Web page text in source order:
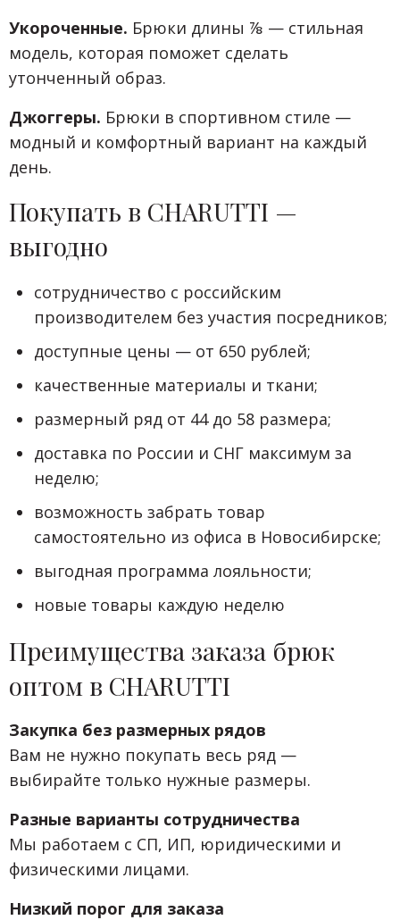
Укороченные. Брюки длины ⅞ — стильная
модель, которая поможет сделать
утонченный образ.
Джоггеры. Брюки в спортивном стиле —
модный и комфортный вариант на каждый
день.
Покупать в CHARUTTI —
выгодно
сотрудничество с российским
производителем без участия посредников;
доступные цены — от 650 рублей;
качественные материалы и ткани;
размерный ряд от 44 до 58 размера;
доставка по России и СНГ максимум за
неделю;
возможность забрать товар
самостоятельно из офиса в Новосибирске;
выгодная программа лояльности;
новые товары каждую неделю
Преимущества заказа брюк
оптом в CHARUTTI
Закупка без размерных рядов
Вам не нужно покупать весь ряд —
выбирайте только нужные размеры.
Разные варианты сотрудничества
Мы работаем с СП, ИП, юридическими и
физическими лицами.
Низкий порог для заказа